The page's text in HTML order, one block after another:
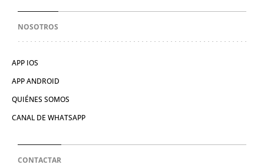
NOSOTROS
APP IOS
APP ANDROID
QUIÉNES SOMOS
CANAL DE WHATSAPP
CONTACTAR